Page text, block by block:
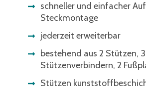
schneller und einfacher
Steckmontage
jederzeit erweiterbar
bestehend aus 2 Stützen,
Stützenverbindern, 2
Stützen